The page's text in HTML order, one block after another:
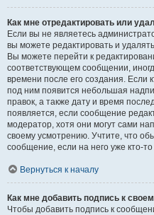
Как мне отредактировать или
Если вы не являетесь
вы можете редактировать и
Вы можете перейти к
соответствующем сообщении,
времени после его создания. Если
под ним появится небольшая
правок, а также дату и время
появляется, если сообщение
модератор, хотя они могут сами
своему усмотрению. Учтите, что
сообщение, если на него уже кто-то
Вернуться к началу
Как мне добавить подпись к
Чтобы добавить подпись к